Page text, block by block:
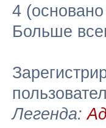
4
Больше
Легенда: